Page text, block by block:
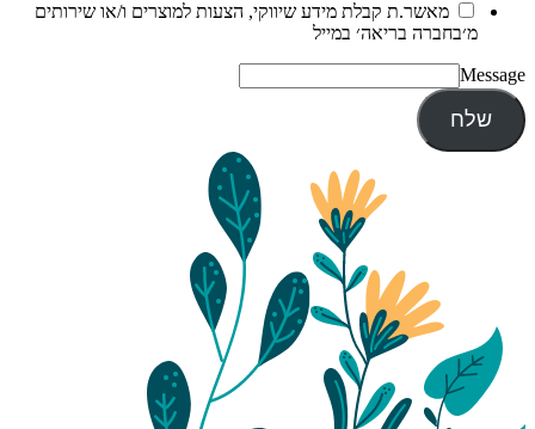
מאשר.ת קבלת מידע שיווקי, הצעות למוצרים ו/או שירותים
מ׳בחברה בריאה׳ במייל
Message
שלח